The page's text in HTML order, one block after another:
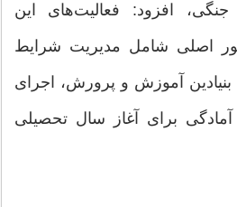
افزود: فعالیت‌های این
اصلی شامل مدیریت شرایط
آموزش و پرورش، اجرای
آمادگی برای آغاز سال تحصیلی